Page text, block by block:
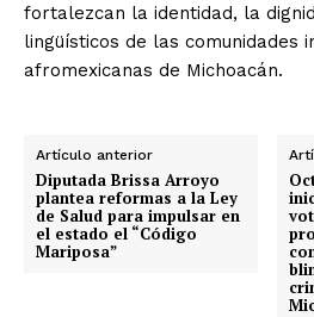
fortalezcan la identidad, la
lingüísticos de las comunidades
afromexicanas de Michoacán.
Artículo anterior
Diputada Brissa Arroyo
plantea reformas a la Ley
de Salud para impulsar en
el estado el “Código
Mariposa”